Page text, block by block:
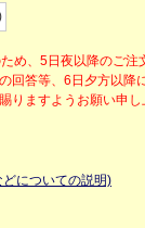
め、5日夜以降のご注
回答等、6日夕方以降
りますようお願い申
についての説明)